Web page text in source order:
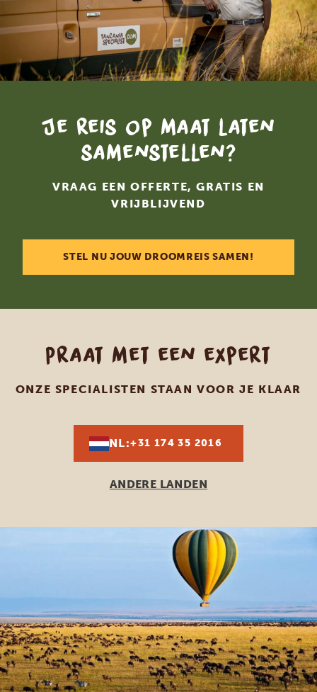
Je reis op maat laten
samenstellen?
VRAAG EEN OFFERTE, GRATIS EN
VRIJBLIJVEND
STEL NU JOUW DROOMREIS SAMEN!
Praat met een expert
ONZE SPECIALISTEN STAAN VOOR JE KLAAR
NL:+31 174 35 2016
ANDERE LANDEN